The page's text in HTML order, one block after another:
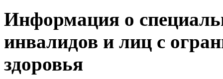
Информация о
инвалидов и лиц с
здоровья